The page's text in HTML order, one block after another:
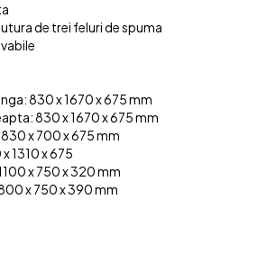
de trei feluri de spuma
830 x 1670 x 675 mm
830 x 1670 x 675 mm
x 700 x 675 mm
1310 x 675
x 750 x 320 mm
x 750 x 390 mm